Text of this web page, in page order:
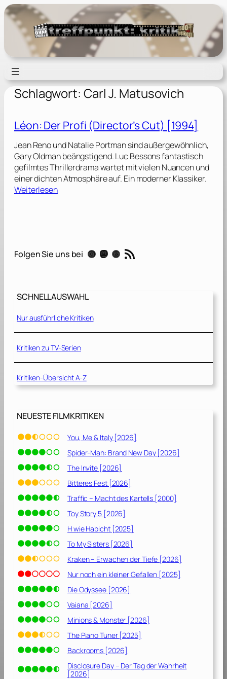
Zum
Inhalt
springen
Schlagwort: Carl J. Matusovich
Léon: Der Profi (Director’s Cut) [1994]
Jean Reno und Natalie Portman sind außergewöhnlich,
Gary Oldman beängstigend. Luc Bessons fantastisch
gefilmtes Thrillerdrama wartet mit vielen Nuancen und
einer dichten Atmosphäre auf. Ein moderner Klassiker.
Weiterlesen:
D
r
f
i
(
r
e
t
r
s
C
u
)
[
1
9
9
4
]
Folgen Sie uns bei Instagram Mastodon Threads RSS-Feed
SCHNELLAUSWAHL
Nur ausführliche Kritiken
Kritiken zu TV-Serien
Kritiken-Übersicht A-Z
NEUESTE FILMKRITIKEN
You, Me & Italy [2026]
Spider-Man: Brand New Day [2026]
The Invite [2026]
Bitteres Fest [2026]
Traffic – Macht des Kartells [2000]
Toy Story 5 [2026]
H wie Habicht [2025]
To My Sisters [2026]
Kraken – Erwachen der Tiefe [2026]
Nur noch ein kleiner Gefallen [2025]
Die Odyssee [2026]
Vaiana [2026]
Minions & Monster [2026]
The Piano Tuner [2025]
Backrooms [2026]
Disclosure Day – Der Tag der Wahrheit
[2026]